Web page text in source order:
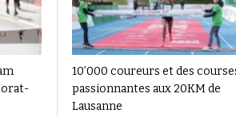
10’000 coureurs et des
passionnantes aux 20KM de
Lausanne